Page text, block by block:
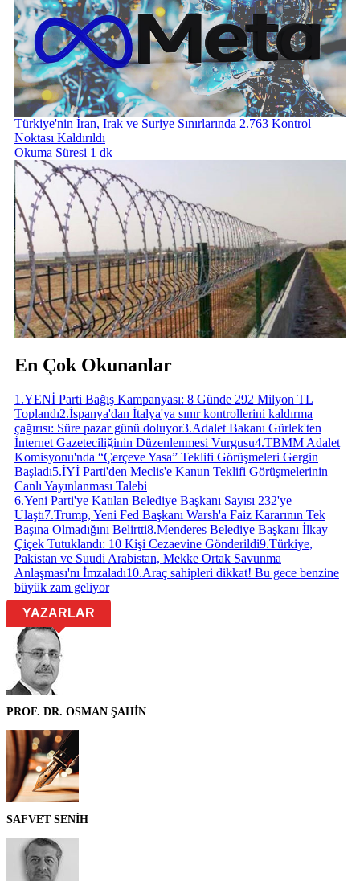
Türkiye'nin İran, Irak ve Suriye Sınırlarında 2.763 Kontrol
Noktası Kaldırıldı
Okuma Süresi 1 dk
En Çok Okunanlar
1 .YENİ Parti Bağış Kampanyası: 8 Günde 292 Milyon TL
Toplandı2.İspanya'dan İtalya'ya sınır kontrollerini kaldırma
çağırısı: Süre pazar günü doluyor3.Adalet Bakanı Gürlek'ten
İnternet Gazeteciliğinin Düzenlenmesi Vurgusu4.TBMM Adalet
Komisyonu'nda “Çerçeve Yasa” Teklifi Görüşmeleri Gergin
Başladı5.İYİ Parti'den Meclis'e Kanun Teklifi Görüşmelerinin
Canlı Yayınlanması Talebi
6.Yeni Parti'ye Katılan Belediye Başkanı Sayısı 232'ye
Ulaştı7.Trump, Yeni Fed Başkanı Warsh'a Faiz Kararının Tek
Başına Olmadığını Belirtti8.Menderes Belediye Başkanı İlkay
Çiçek Tutuklandı: 10 Kişi Cezaevine Gönderildi9.Türkiye,
Pakistan ve Suudi Arabistan, Mekke Ortak Savunma
Anlaşması'nı İmzaladı10.Araç sahipleri dikkat! Bu gece benzine
büyük zam geliyor
YAZARLAR
PROF. DR. OSMAN ŞAHİN
SAFVET SENİH